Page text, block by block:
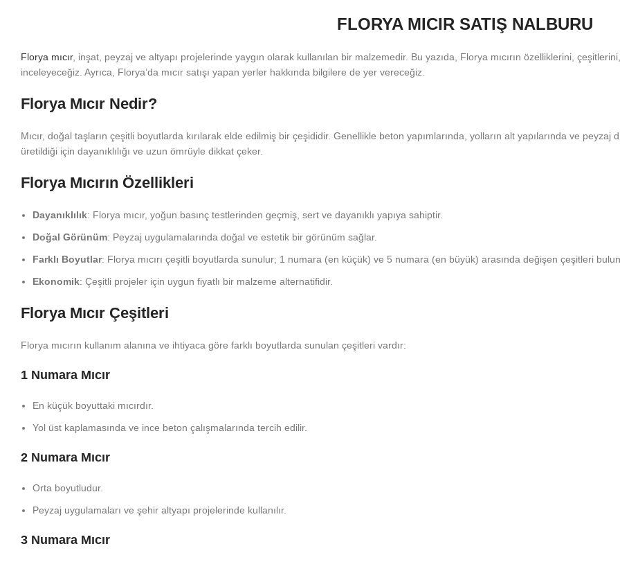
FLORYA MICIR SATIŞ NALBURU
Florya mıcır, inşat, peyzaj ve altyapı projelerinde yaygın olarak kullanılan bir malzemedir. Bu yazıda, Florya mıcırın özelliklerini,
inceleyeceğiz. Ayrıca, Florya’da mıcır satışı yapan yerler hakkında bilgilere de yer vereceğiz.
Florya Mıcır Nedir?
Mıcır, doğal taşların çeşitli boyutlarda kırılarak elde edilmiş bir çeşididir. Genellikle beton yapımlarında, yolların alt yapılarında ve
üretildiği için dayanıklılığı ve uzun ömrüyle dikkat çeker.
Florya Mıcırın Özellikleri
Dayanıklılık: Florya mıcır, yoğun basınç testlerinden geçmiş, sert ve dayanıklı yapıya sahiptir.
Doğal Görünüm: Peyzaj uygulamalarında doğal ve estetik bir görünüm sağlar.
Farklı Boyutlar: Florya mıcırı çeşitli boyutlarda sunulur; 1 numara (en küçük) ve 5 numara (en büyük) arasında değişen çeşitleri
Ekonomik: Çeşitli projeler için uygun fiyatlı bir malzeme alternatifidir.
Florya Mıcır Çeşitleri
Florya mıcırın kullanım alanına ve ihtiyaca göre farklı boyutlarda sunulan çeşitleri vardır:
1 Numara Mıcır
En küçük boyuttaki mıcırdır.
Yol üst kaplamasında ve ince beton çalışmalarında tercih edilir.
2 Numara Mıcır
Orta boyutludur.
Peyzaj uygulamaları ve şehir altyapı projelerinde kullanılır.
3 Numara Mıcır